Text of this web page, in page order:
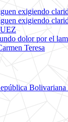
exigiendo
exigiendo
dolor por el
Teresa